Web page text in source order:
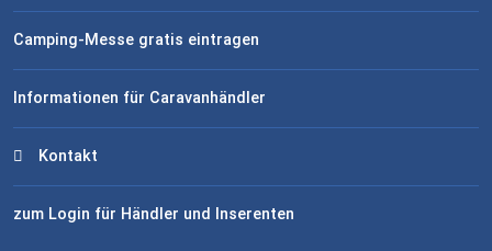
Camping-Messe gratis eintragen
Informationen für Caravanhändler
Kontakt
zum Login für Händler und Inserenten